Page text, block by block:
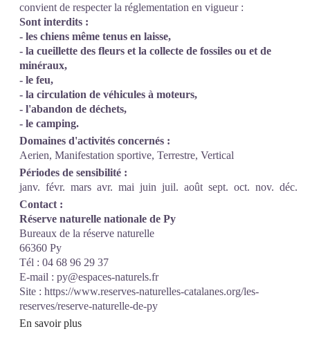
convient de respecter la réglementation en vigueur :
Sont interdits :
- les chiens même tenus en laisse,
- la cueillette des fleurs et la collecte de fossiles ou et de
minéraux,
- le feu,
- la circulation de véhicules à moteurs,
- l'abandon de déchets,
- le camping.
Domaines d'activités concernés :
Aerien, Manifestation sportive, Terrestre, Vertical
Périodes de sensibilité :
janv. févr. mars avr. mai juin juil. août sept. oct. nov. déc.
Contact :
Réserve naturelle nationale de Py
Bureaux de la réserve naturelle
66360 Py
Tél : 04 68 96 29 37
E-mail : py@espaces-naturels.fr
Site : https://www.reserves-naturelles-catalanes.org/les-
reserves/reserve-naturelle-de-py
En savoir plus